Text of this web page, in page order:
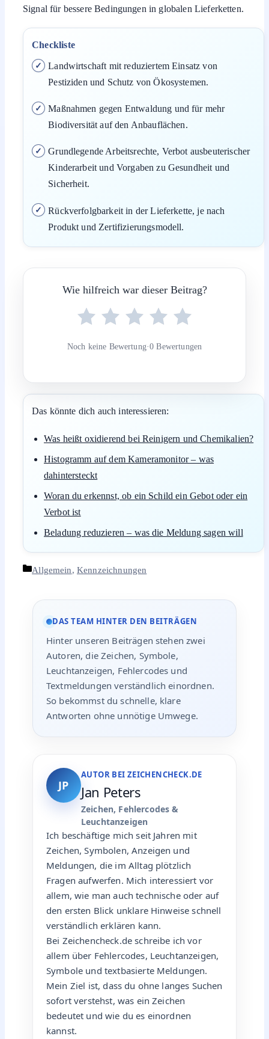
Signal für bessere Bedingungen in globalen Lieferketten.
Checkliste
Landwirtschaft mit reduziertem Einsatz von
Pestiziden und Schutz von Ökosystemen.
Maßnahmen gegen Entwaldung und für mehr
Biodiversität auf den Anbauflächen.
Grundlegende Arbeitsrechte, Verbot ausbeuterischer
Kinderarbeit und Vorgaben zu Gesundheit und
Sicherheit.
Rückverfolgbarkeit in der Lieferkette, je nach
Produkt und Zertifizierungsmodell.
Wie hilfreich war dieser Beitrag?
Noch keine Bewertung·0 Bewertungen
Das könnte dich auch interessieren:
Was heißt oxidierend bei Reinigern und Chemikalien?
Histogramm auf dem Kameramonitor – was
dahintersteckt
Woran du erkennst, ob ein Schild ein Gebot oder ein
Verbot ist
Beladung reduzieren – was die Meldung sagen will
Kategorien
Allgemein, Kennzeichnungen
DAS TEAM HINTER DEN BEITRÄGEN
Hinter unseren Beiträgen stehen zwei
Autoren, die Zeichen, Symbole,
Leuchtanzeigen, Fehlercodes und
Textmeldungen verständlich einordnen.
So bekommst du schnelle, klare
Antworten ohne unnötige Umwege.
JP
AUTOR BEI ZEICHENCHECK.DE
Jan Peters
Zeichen, Fehlercodes &
Leuchtanzeigen
Ich beschäftige mich seit Jahren mit
Zeichen, Symbolen, Anzeigen und
Meldungen, die im Alltag plötzlich
Fragen aufwerfen. Mich interessiert vor
allem, wie man auch technische oder auf
den ersten Blick unklare Hinweise schnell
verständlich erklären kann.
Bei Zeichencheck.de schreibe ich vor
allem über Fehlercodes, Leuchtanzeigen,
Symbole und textbasierte Meldungen.
Mein Ziel ist, dass du ohne langes Suchen
sofort verstehst, was ein Zeichen
bedeutet und wie du es einordnen
kannst.